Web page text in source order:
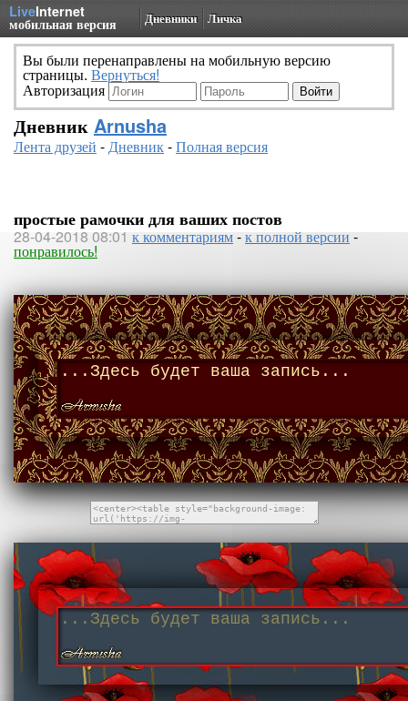
LiveInternet
мобильная версия Дневники Личка
Вы были перенаправлены на мобильную версию
страницы. Вернуться!
Авторизация
Дневник Arnusha
Лента друзей -Дневник-Полная версия
простые рамочки для ваших постов
28-04-2018 08:01 к комментариям-к полной версии-
понравилось!
...Здесь будет ваша запись...
...Здесь будет ваша запись...